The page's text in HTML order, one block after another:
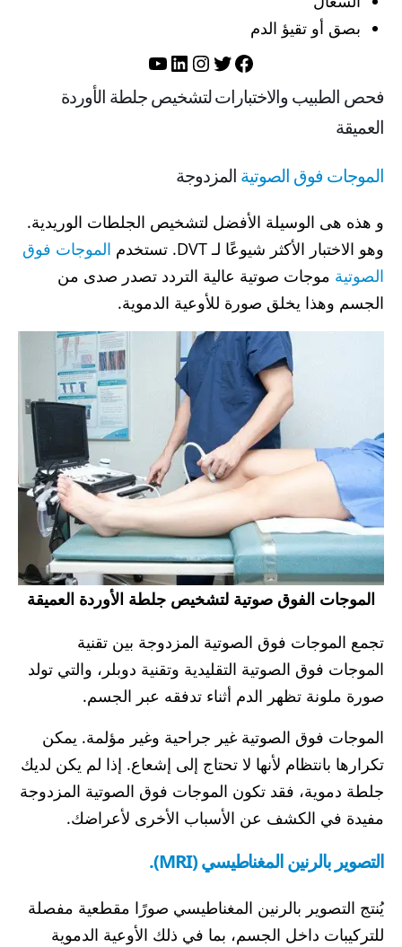
بصق أو تقيؤ الدم
فيسبوك
تويترإنستجرام
لينكد إنيوتيوب
فحص الطبيب والاختبارات لتشخيص جلطة الأوردة
العميقة
الموجات فوق الصوتية المزدوجة
و هذه هى الوسيلة الأفضل لتشخيص الجلطات الوريدية.
وهو الاختبار الأكثر شيوعًا لـ DVT. تستخدم
الموجات فوق
الصوتية موجات صوتية عالية التردد تصدر صدى من
الجسم وهذا يخلق صورة للأوعية الدموية.
الموجات الفوق صوتية لتشخيص جلطة الأوردة العميقة
تجمع الموجات فوق الصوتية المزدوجة بين تقنية
الموجات فوق الصوتية التقليدية وتقنية دوبلر، والتي تولد
صورة ملونة تظهر الدم أثناء تدفقه عبر الجسم.
الموجات فوق الصوتية غير جراحية وغير مؤلمة. يمكن
تكرارها بانتظام لأنها لا تحتاج إلى إشعاع. إذا لم يكن لديك
جلطة دموية، فقد تكون الموجات فوق الصوتية المزدوجة
مفيدة في الكشف عن الأسباب الأخرى لأعراضك.
التصوير بالرنين المغناطيسي (MRI).
يُنتج التصوير بالرنين المغناطيسي صورًا مقطعية مفصلة
للتركيبات داخل الجسم، بما في ذلك الأوعية الدموية